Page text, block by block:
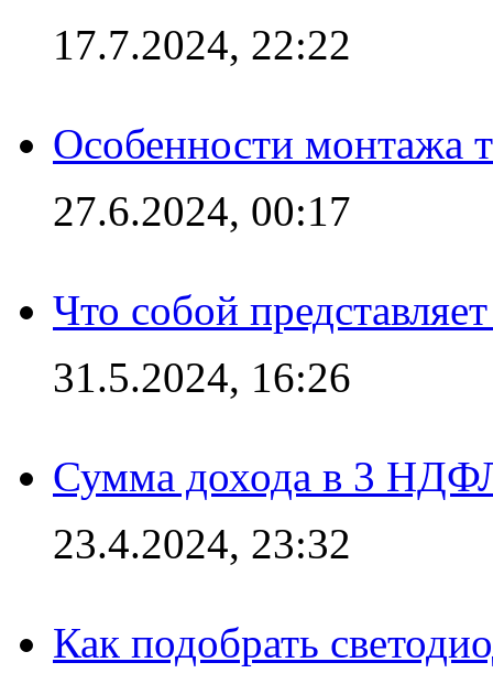
17.7.2024, 22:22
Особенности монтажа
27.6.2024, 00:17
Что собой
31.5.2024, 16:26
Сумма дохода в 3
23.4.2024, 23:32
Как подобрать